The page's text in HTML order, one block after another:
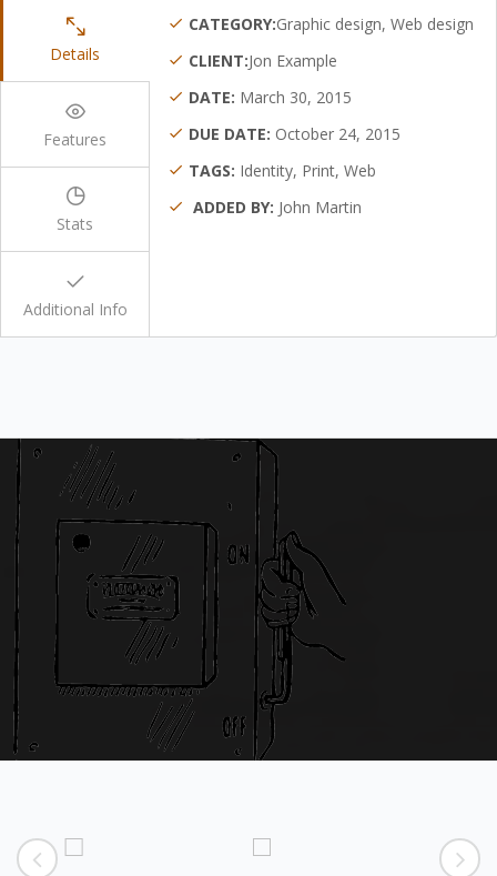
Details
Features
Stats
Additional Info
CATEGORY:Graphic design, Web design
CLIENT:Jon Example
DATE: March 30, 2015
DUE DATE: October 24, 2015
TAGS: Identity, Print, Web
ADDED BY: John Martin